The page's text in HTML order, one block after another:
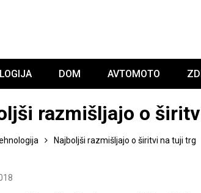
DOM AVTOMOTO
razmišljajo o
Najboljši razmišljajo o širitvi na tuji trg